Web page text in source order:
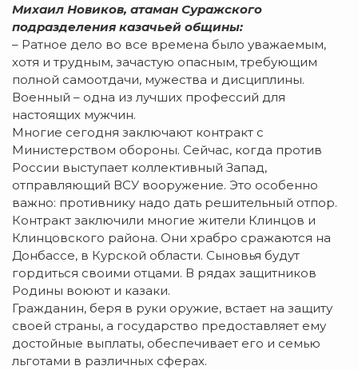
Михаил Новиков, атаман Суражского
подразделения казачьей общины:
– Ратное дело во все времена было уважаемым,
хотя и трудным, зачастую опасным, требующим
полной самоотдачи, мужества и дисциплины.
Военный – одна из лучших профессий для
настоящих мужчин.
Многие сегодня заключают контракт с
Министерством обороны. Сейчас, когда против
России выступает коллективный Запад,
отправляющий ВСУ вооружение. Это особенно
важно: противнику надо дать решительный отпор.
Контракт заключили многие жители Клинцов и
Клинцовского района. Они храбро сражаются на
Донбассе, в Курской области. Сыновья будут
гордиться своими отцами. В рядах защитников
Родины воюют и казаки.
Гражданин, беря в руки оружие, встает на защиту
своей страны, а государство предоставляет ему
достойные выплаты, обеспечивает его и семью
льготами в различных сферах.